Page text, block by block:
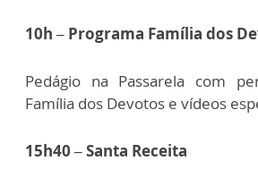
10h – Programa Família dos
Pedágio na Passarela com
Família dos Devotos e vídeos
15h40 – Santa Receita